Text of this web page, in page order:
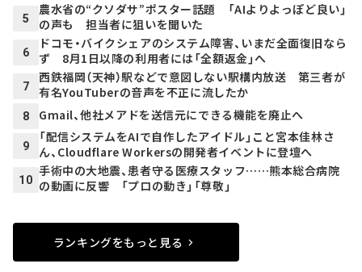
5
農水省の“クソダサ”ポスター話題 「AIよりよっぽど良い」
の声も 担当者に狙いを聞いた
6
ドコモ・バイクシェアのシステム障害、いまだ全面復旧なら
ず 8月1日以降の利用者には「全額返金」へ
7
西鉄福岡（天神）駅などで意図しない駅構内放送 第三者が
有名YouTuberの音声を不正に流したか
8 Gmail、他社メアドを送信元にできる機能を廃止へ
9
「配信システムをAIで自作したアイドル」こと宮本佳林さ
ん、Cloudflare Workersの開発者イベントに登壇へ
10
手術中の大地震、患者守る医療スタッフ……熊本総合病院
の動画に反響 「プロの動き」「尊敬」
ランキングをもっと見る